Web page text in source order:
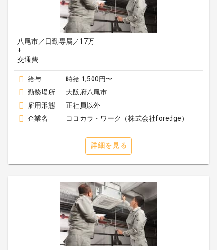
八尾市／日勤専属／17万
+
交通費
給与
時給 1,500円〜
勤務場所
大阪府八尾市
雇用形態
正社員以外
企業名
ココカラ・ワーク（株式会社foredge）
詳細を見る